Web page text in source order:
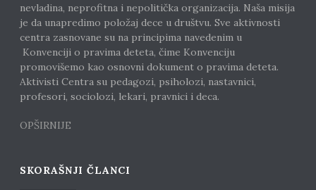
nevladina, neprofitna i nepolitička organizacija. Naša misija
je da unapredimo položaj dece u društvu. Sve aktivnosti
centra zasnovane su na principima navedenim u
Konvenciji o pravima deteta, čime Konvenciju
promovišemo kao osnovni dokument o pravima deteta.
Aktivisti Centra su pedagozi, psiholozi, nastavnici,
profesori, sociolozi, lekari, pravnici i deca.
OPŠIRNIJE
SKORAŠNJI ČLANCI